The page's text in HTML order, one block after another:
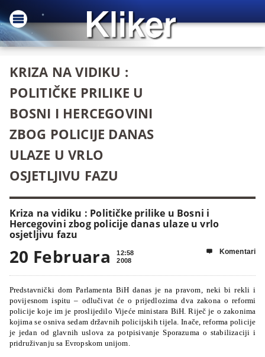
KRIZA NA VIDIKU :
POLITIČKE PRILIKE U
BOSNI I HERCEGOVINI
ZBOG POLICIJE DANAS
ULAZE U VRLO
OSJETLJIVU FAZU
Kriza na vidiku : Političke prilike u Bosni i
Hercegovini zbog policije danas ulaze u vrlo
osjetljivu fazu
20 Februara
12:58
2008
 Komentari
Predstavnički dom Parlamenta BiH danas je na pravom, neki bi rekli i
povijesnom ispitu – odlučivat će o prijedlozima dva zakona o reformi
policije koje im je proslijedilo Vijeće ministara BiH. Riječ je o zakonima
kojima se osniva sedam državnih policijskih tijela. Inače, reforma policije
je jedan od glavnih uslova za potpisivanje Sporazuma o stabilizaciji i
pridruživanju sa Evropskom unijom.